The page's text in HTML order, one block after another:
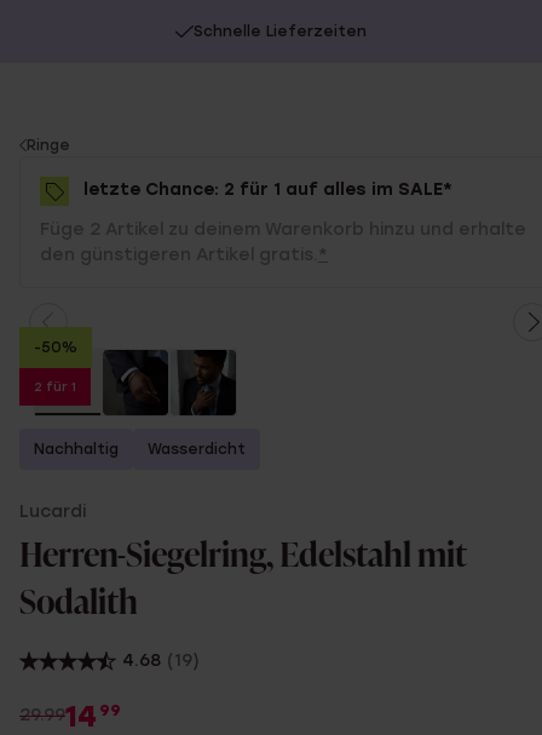
Schnelle Lieferzeiten
You
are
here:
Ringe
letzte Chance: 2 für 1 auf alles im SALE*
Füge 2 Artikel zu deinem Warenkorb hinzu und erhalte
den günstigeren Artikel gratis. *
-50%
2 für 1
Nachhaltig Wasserdicht
Lucardi
Herren-Siegelring, Edelstahl mit
Sodalith
4.68 (19)
29.9914 99